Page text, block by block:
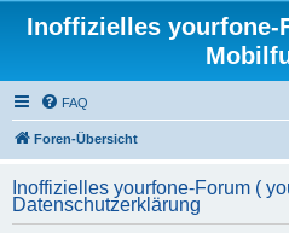
Inoffizielles yourfone-
FAQ
Foren-Übersicht
Inoffizielles yourfone-Forum (
Datenschutzerklärung